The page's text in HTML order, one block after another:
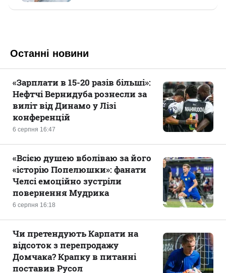
Останні новини
6 серпня 16:47
«Зарплати в 15-20 разів більші»:
Нефтчі Вернидуба рознесли за
виліт від Динамо у Лізі
конференцій
6 серпня 16:18
«Всією душею вболіваю за його
«історію Попелюшки»: фанати
Челсі емоційно зустріли
повернення Мудрика
Чи претендують Карпати на
відсоток з перепродажу
Домчака? Крапку в питанні
поставив Русол